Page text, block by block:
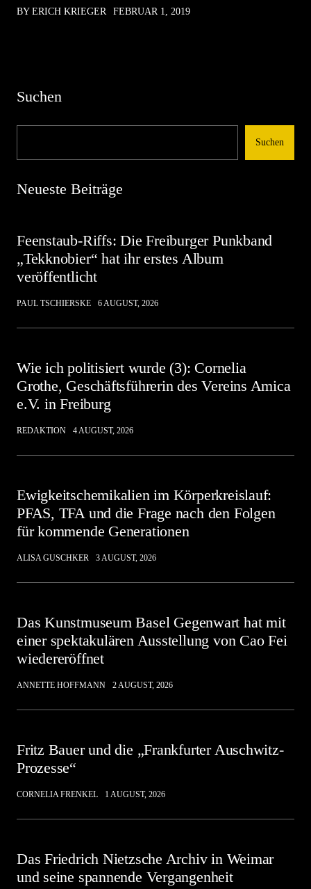
BY ERICH KRIEGER FEBRUAR 1, 2019
Suchen
Suchen
Neueste Beiträge
Feenstaub-Riffs: Die Freiburger Punkband
„Tekknobier“ hat ihr erstes Album
veröffentlicht
PAUL TSCHIERSKE 6 AUGUST, 2026
Wie ich politisiert wurde (3): Cornelia
Grothe, Geschäftsführerin des Vereins Amica
e.V. in Freiburg
REDAKTION 4 AUGUST, 2026
Ewigkeitschemikalien im Körperkreislauf:
PFAS, TFA und die Frage nach den Folgen
für kommende Generationen
ALISA GUSCHKER 3 AUGUST, 2026
Das Kunstmuseum Basel Gegenwart hat mit
einer spektakulären Ausstellung von Cao Fei
wiedereröffnet
ANNETTE HOFFMANN 2 AUGUST, 2026
Fritz Bauer und die „Frankfurter Auschwitz-
Prozesse“
CORNELIA FRENKEL 1 AUGUST, 2026
Das Friedrich Nietzsche Archiv in Weimar
und seine spannende Vergangenheit